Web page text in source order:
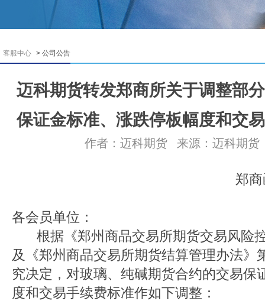
客服中心 > 公司公告
迈科期货转发郑商所关于调整部
保证金标准、涨跌停板幅度和交
作者：迈科期货 来源：迈科期货
郑商函〔2026
各会员单位：
根据《郑州商品交易所期货交易风险
及《郑州商品交易所期货结算管理办法》
究决定，对玻璃、纯碱期货合约的交易保
度和交易手续费标准作如下调整：